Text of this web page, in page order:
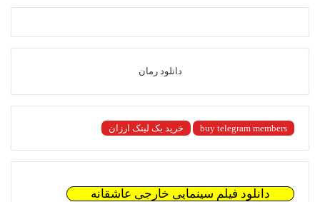
دانلود رمان
buy telegram members خرید بک لینک ارزان
دانلود فیلم سینمایی خارجی عاشقانه